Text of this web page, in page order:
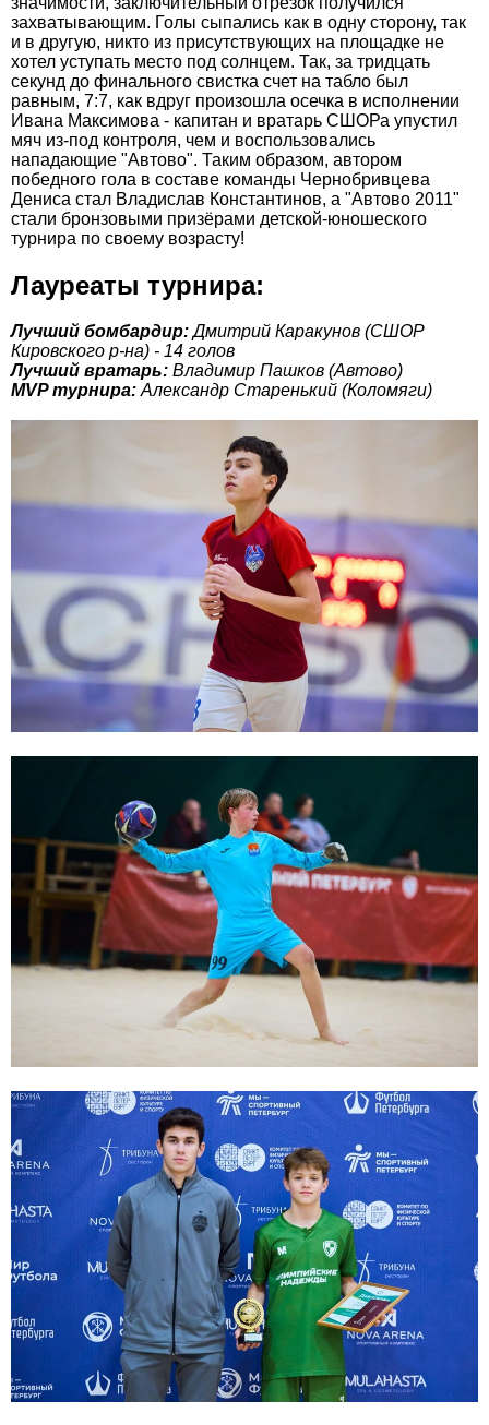
захватывающим. Голы сыпались как в одну сторону, так
и в другую, никто из присутствующих на площадке не
хотел уступать место под солнцем. Так, за тридцать
секунд до финального свистка счет на табло был
равным, 7:7, как вдруг произошла осечка в исполнении
Ивана Максимова - капитан и вратарь СШОРа упустил
мяч из-под контроля, чем и воспользовались
нападающие "Автово". Таким образом, автором
победного гола в составе команды Чернобривцева
Дениса стал Владислав Константинов, а "Автово 2011"
стали бронзовыми призёрами детской-юношеского
турнира по своему возрасту!
Лауреаты турнира:
Лучший бомбардир:Дмитрий Каракунов (СШОР
Кировского р-на) - 14 голов
Лучший вратарь: Владимир Пашков (Автово)
MVP турнира:Александр Старенький (Коломяги)